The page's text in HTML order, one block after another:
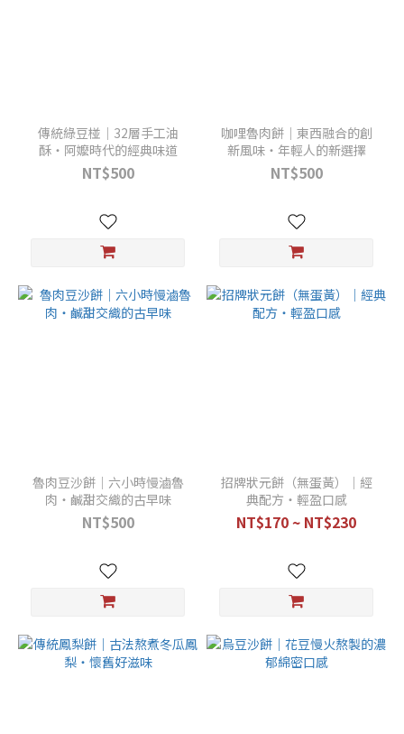
傳統綠豆椪｜32層手工油
酥・阿嬤時代的經典味道
NT$500
咖哩魯肉餅｜東西融合的創
新風味・年輕人的新選擇
NT$500
魯肉豆沙餅｜六小時慢滷魯
肉・鹹甜交織的古早味
NT$500
招牌狀元餅（無蛋黃）｜經
典配方・輕盈口感
NT$170 ~ NT$230